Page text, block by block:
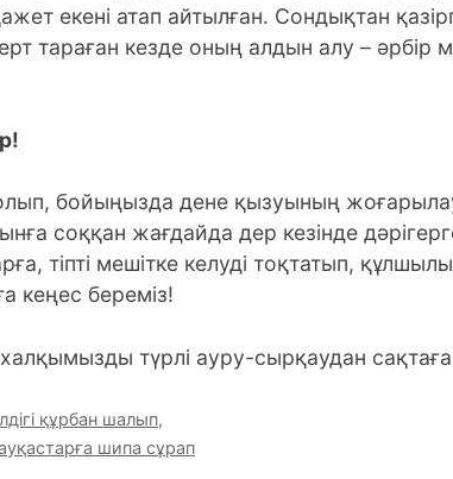
екені атап айтылған. Сондықтан
тараған кезде оның алдын алу – әрбір
бойыңызда дене қызуының
соққан жағдайда дер кезінде
тіпті мешітке келуді тоқтатып,
кеңес береміз!
халқымызды түрлі ауру-сырқаудан
құрбан шалып,
шипа сұрап